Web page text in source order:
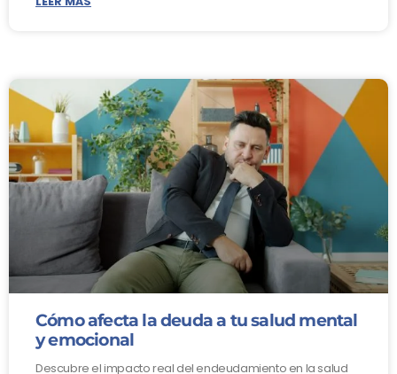
Cómo afecta la deuda a tu salud mental
y emocional
Descubre el impacto real del endeudamiento en la salud